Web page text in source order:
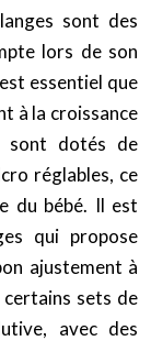
sont des
lors de son
essentiel que
à la croissance
sont dotés de
réglables, ce
du bébé. Il est
qui propose
ajustement à
certains sets de
avec des